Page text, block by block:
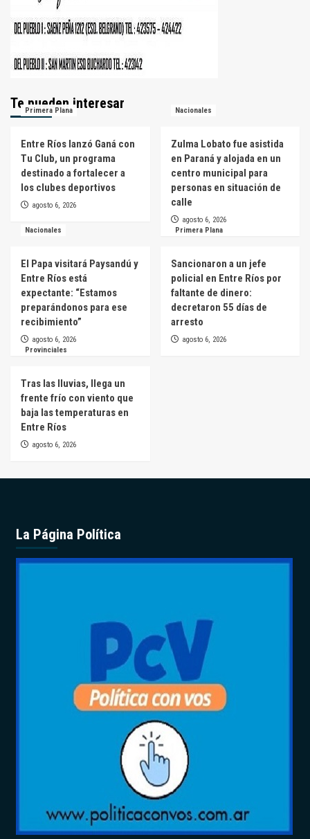
Te pueden interesar
Primera Plana
Entre Ríos lanzó Ganá con
Tu Club, un programa
destinado a fortalecer a
los clubes deportivos
agosto 6, 2026
Nacionales
Zulma Lobato fue asistida
en Paraná y alojada en un
centro municipal para
personas en situación de
calle
agosto 6, 2026
Nacionales
El Papa visitará Paysandú y
Entre Ríos está
expectante: “Estamos
preparándonos para ese
recibimiento”
agosto 6, 2026
Primera Plana
Sancionaron a un jefe
policial en Entre Ríos por
faltante de dinero:
decretaron 55 días de
arresto
agosto 6, 2026
Provinciales
Tras las lluvias, llega un
frente frío con viento que
baja las temperaturas en
Entre Ríos
agosto 6, 2026
La Página Política